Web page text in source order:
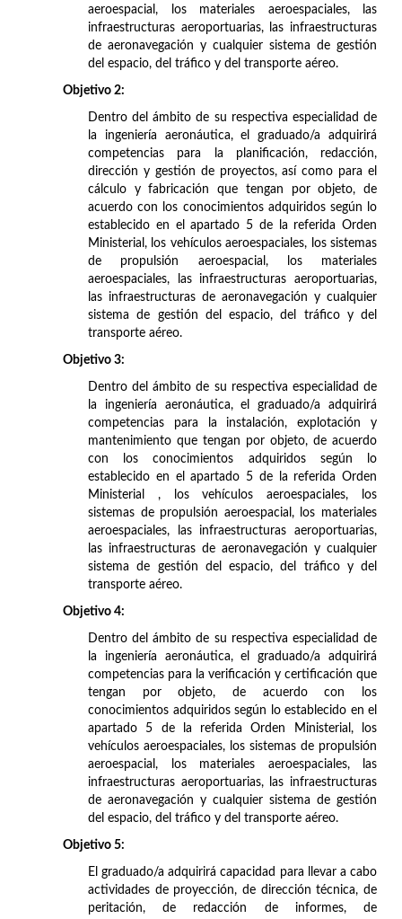
aeroespacial, los materiales aeroespaciales, las
infraestructuras aeroportuarias, las infraestructuras
de aeronavegación y cualquier sistema de gestión
del espacio, del tráfico y del transporte aéreo.
Objetivo 2:
Dentro del ámbito de su respectiva especialidad de
la ingeniería aeronáutica, el graduado/a adquirirá
competencias para la planificación, redacción,
dirección y gestión de proyectos, así como para el
cálculo y fabricación que tengan por objeto, de
acuerdo con los conocimientos adquiridos según lo
establecido en el apartado 5 de la referida Orden
Ministerial, los vehículos aeroespaciales, los sistemas
de propulsión aeroespacial, los materiales
aeroespaciales, las infraestructuras aeroportuarias,
las infraestructuras de aeronavegación y cualquier
sistema de gestión del espacio, del tráfico y del
transporte aéreo.
Objetivo 3:
Dentro del ámbito de su respectiva especialidad de
la ingeniería aeronáutica, el graduado/a adquirirá
competencias para la instalación, explotación y
mantenimiento que tengan por objeto, de acuerdo
con los conocimientos adquiridos según lo
establecido en el apartado 5 de la referida Orden
Ministerial , los vehículos aeroespaciales, los
sistemas de propulsión aeroespacial, los materiales
aeroespaciales, las infraestructuras aeroportuarias,
las infraestructuras de aeronavegación y cualquier
sistema de gestión del espacio, del tráfico y del
transporte aéreo.
Objetivo 4:
Dentro del ámbito de su respectiva especialidad de
la ingeniería aeronáutica, el graduado/a adquirirá
competencias para la verificación y certificación que
tengan por objeto, de acuerdo con los
conocimientos adquiridos según lo establecido en el
apartado 5 de la referida Orden Ministerial, los
vehículos aeroespaciales, los sistemas de propulsión
aeroespacial, los materiales aeroespaciales, las
infraestructuras aeroportuarias, las infraestructuras
de aeronavegación y cualquier sistema de gestión
del espacio, del tráfico y del transporte aéreo.
Objetivo 5:
El graduado/a adquirirá capacidad para llevar a cabo
actividades de proyección, de dirección técnica, de
peritación, de redacción de informes, de